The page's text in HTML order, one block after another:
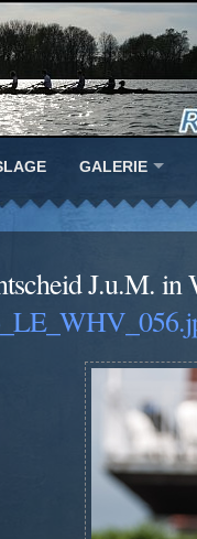
GALERIE
J.u.M. in